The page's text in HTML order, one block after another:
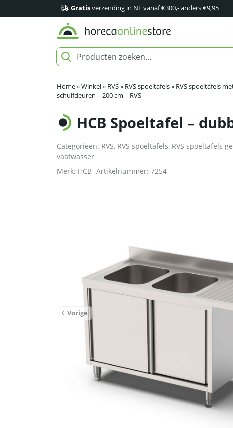
Gratisverzending in NL vanaf €300,- anders €9,95
Home»Winkel» RVS» RVS spoeltafels» RVS spoeltafels
schuifdeuren – 200 cm – RVS
HCB Spoeltafel –
Categorieën: RVS, RVS spoeltafels, RVS spoeltafels
vaatwasser
Merk: HCB Artikelnummer: 7254
Vorige